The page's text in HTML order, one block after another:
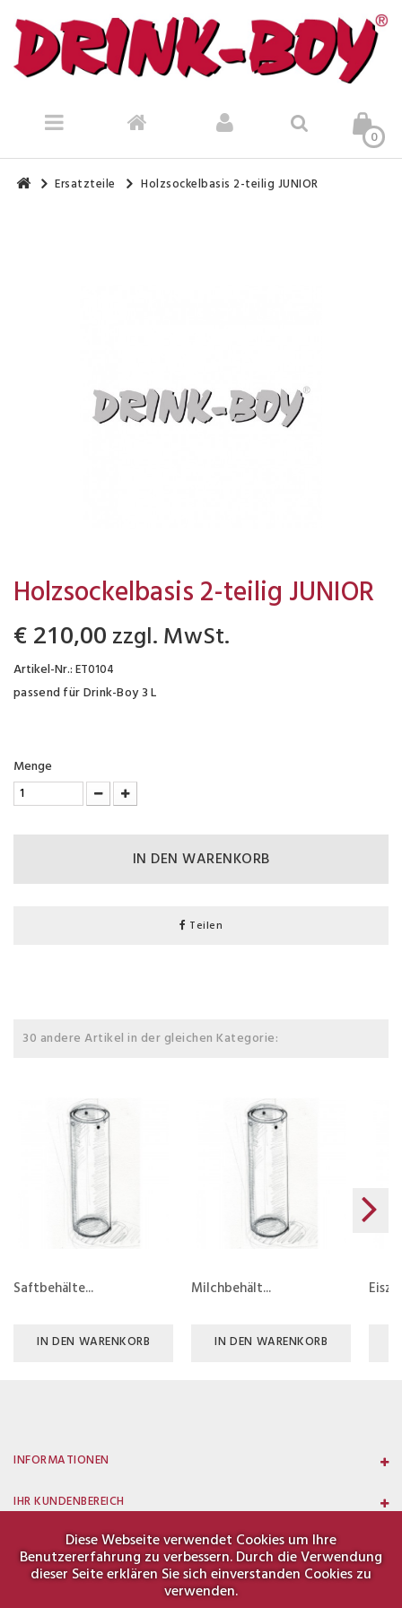
Diese Webseite verwendet Cookies um Ihre
Benutzererfahrung zu verbessern. Durch die Verwendung
dieser Seite erklären Sie sich einverstanden Cookies zu
verwenden.
0
Ersatzteile Holzsockelbasis 2-teilig JUNIOR
Holzsockelbasis 2-teilig JUNIOR
€ 210,00 zzgl. MwSt.
Artikel-Nr.:ET0104
passend für Drink-Boy 3 L
Menge
IN DEN WARENKORB
Teilen
30 andere Artikel in der gleichen Kategorie:
Saftbehälte...
IN DEN WARENKORB
Milchbehält...
IN DEN WARENKORB
INFORMATIONEN
IHR KUNDENBEREICH
KONTAKT